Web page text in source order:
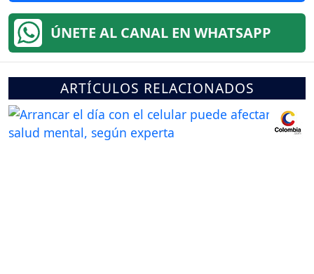
ÚNETE AL CANAL EN WHATSAPP
ARTÍCULOS RELACIONADOS